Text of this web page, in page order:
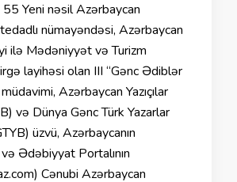
Yeni nəsil Azərbaycan
nümayəndəsi, Azərbaycan
ilə Mədəniyyət və Turizm
layihəsi olan III “Gənc Ədiblər
Azərbaycan Yazıçılar
və Dünya Gənc Türk Yazarlar
üzvü, Azərbaycanın
Ədəbiyyat Portalının
Cənubi Azərbaycan